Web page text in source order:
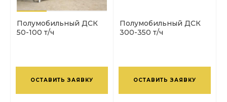
Полумобильный ДСК
50-100 т/ч
ОСТАВИТЬ ЗАЯВКУ
Полумобильный ДСК
300-350 т/ч
ОСТАВИТЬ ЗАЯВКУ